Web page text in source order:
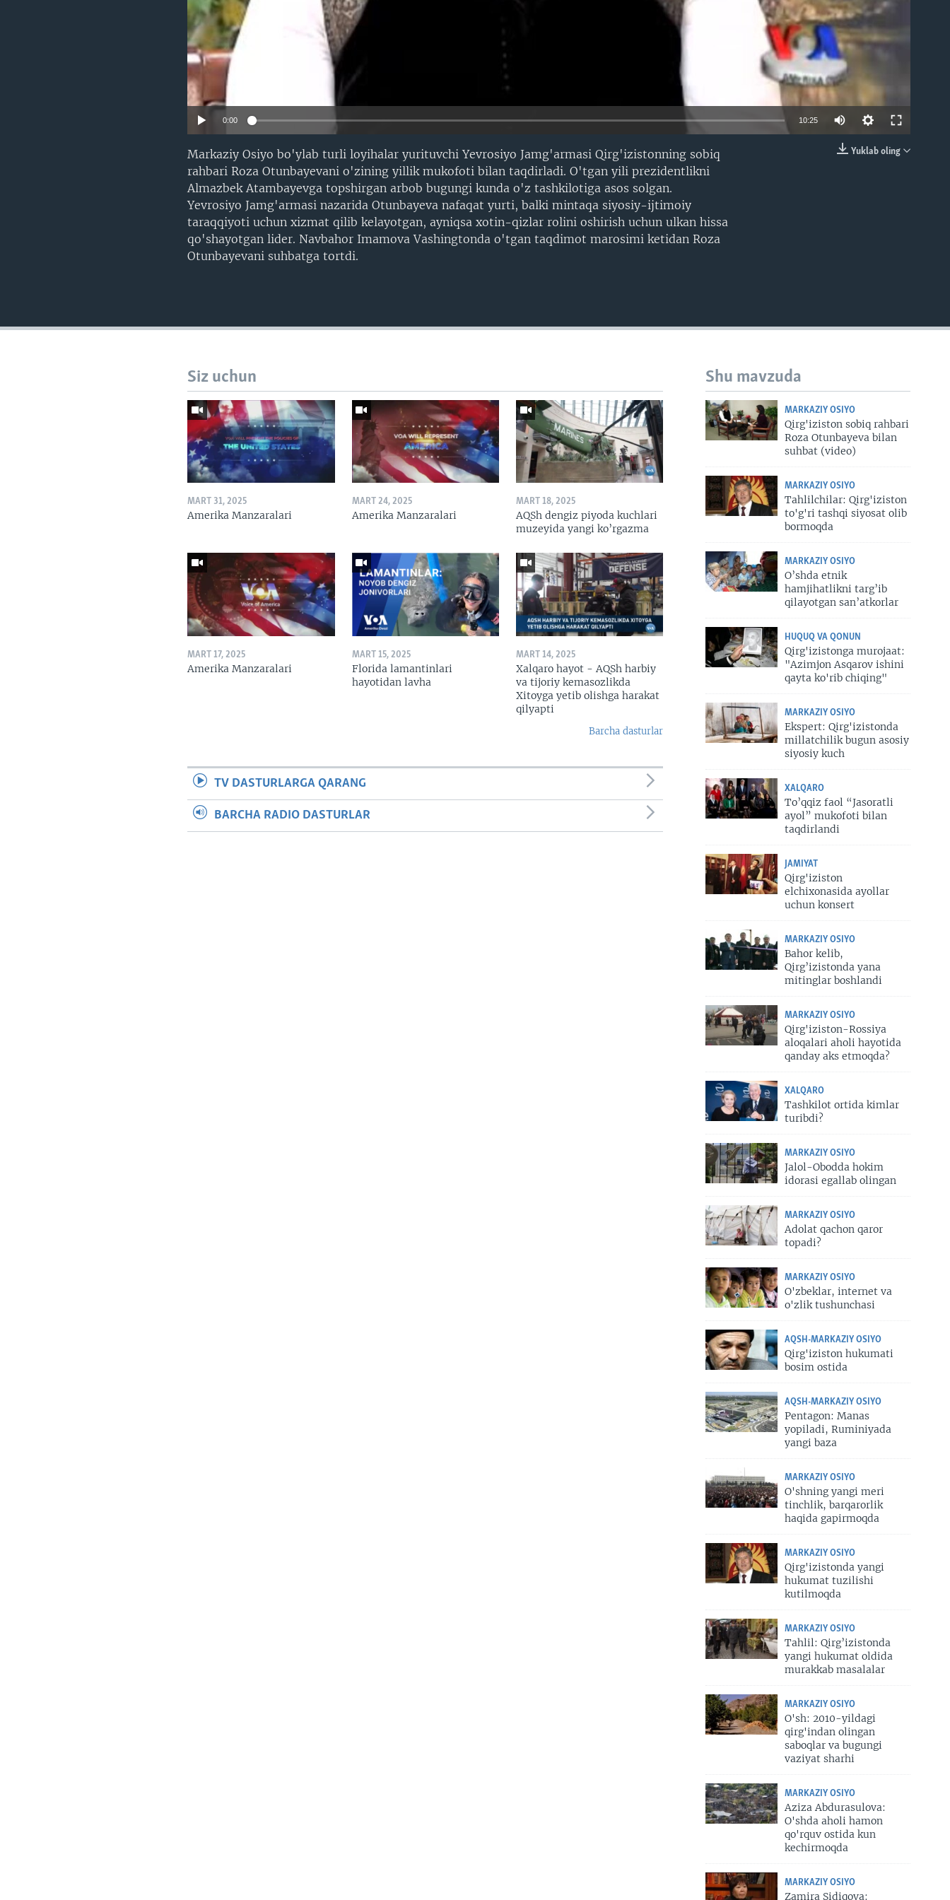
0:00 10:25
Yuklab oling
Markaziy Osiyo bo'ylab turli loyihalar yurituvchi Yevrosiyo Jamg'armasi Qirg'izistonning sobiq
rahbari Roza Otunbayevani o'zining yillik mukofoti bilan taqdirladi. O'tgan yili prezidentlikni
Almazbek Atambayevga topshirgan arbob bugungi kunda o'z tashkilotiga asos solgan.
Yevrosiyo Jamg'armasi nazarida Otunbayeva nafaqat yurti, balki mintaqa siyosiy-ijtimoiy
taraqqiyoti uchun xizmat qilib kelayotgan, ayniqsa xotin-qizlar rolini oshirish uchun ulkan hissa
qo'shayotgan lider. Navbahor Imamova Vashingtonda o'tgan taqdimot marosimi ketidan Roza
Otunbayevani suhbatga tortdi.
Shu mavzuda
MARKAZIY OSIYO
Qirg'iziston sobiq rahbari
Roza Otunbayeva bilan
suhbat (video)
MARKAZIY OSIYO
Tahlilchilar: Qirg'iziston
to'g'ri tashqi siyosat olib
bormoqda
MARKAZIY OSIYO
O’shda etnik
hamjihatlikni targ’ib
qilayotgan san’atkorlar
HUQUQ VA QONUN
Qirg'izistonga murojaat:
"Azimjon Asqarov ishini
qayta ko'rib chiqing"
MARKAZIY OSIYO
Ekspert: Qirg'izistonda
millatchilik bugun asosiy
siyosiy kuch
XALQARO
To’qqiz faol “Jasoratli
ayol” mukofoti bilan
taqdirlandi
JAMIYAT
Qirg'iziston
elchixonasida ayollar
uchun konsert
MARKAZIY OSIYO
Bahor kelib,
Qirg’izistonda yana
mitinglar boshlandi
MARKAZIY OSIYO
Qirg'iziston-Rossiya
aloqalari aholi hayotida
qanday aks etmoqda?
XALQARO
Tashkilot ortida kimlar
turibdi?
MARKAZIY OSIYO
Jalol-Obodda hokim
idorasi egallab olingan
MARKAZIY OSIYO
Adolat qachon qaror
topadi?
MARKAZIY OSIYO
O'zbeklar, internet va
o'zlik tushunchasi
AQSH-MARKAZIY OSIYO
Qirg'iziston hukumati
bosim ostida
AQSH-MARKAZIY OSIYO
Pentagon: Manas
yopiladi, Ruminiyada
yangi baza
MARKAZIY OSIYO
O'shning yangi meri
tinchlik, barqarorlik
haqida gapirmoqda
MARKAZIY OSIYO
Qirg'izistonda yangi
hukumat tuzilishi
kutilmoqda
MARKAZIY OSIYO
Tahlil: Qirg’izistonda
yangi hukumat oldida
murakkab masalalar
MARKAZIY OSIYO
O'sh: 2010-yildagi
qirg'indan olingan
saboqlar va bugungi
vaziyat sharhi
MARKAZIY OSIYO
Aziza Abdurasulova:
O'shda aholi hamon
qo'rquv ostida kun
kechirmoqda
MARKAZIY OSIYO
Zamira Sidiqova:
Siz uchun
MART 31, 2025
Amerika Manzaralari
MART 24, 2025
Amerika Manzaralari
MART 18, 2025
AQSh dengiz piyoda kuchlari
muzeyida yangi ko’rgazma
MART 17, 2025
Amerika Manzaralari
MART 15, 2025
Florida lamantinlari
hayotidan lavha
MART 14, 2025
Xalqaro hayot - AQSh harbiy
va tijoriy kemasozlikda
Xitoyga yetib olishga harakat
qilyapti
Barcha dasturlar
TV DASTURLARGA QARANG
BARCHA RADIO DASTURLAR